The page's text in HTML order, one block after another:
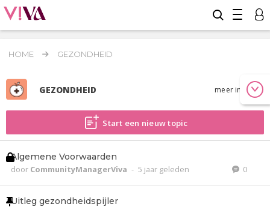
HOME GEZONDHEID
GEZONDHEID meer info
Start een nieuw topic
Algemene Voorwaarden
door CommunityManagerViva - 5 jaar geleden 0
Uitleg gezondheidspijler